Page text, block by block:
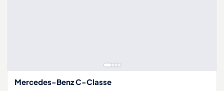
Mercedes-Benz C-Classe